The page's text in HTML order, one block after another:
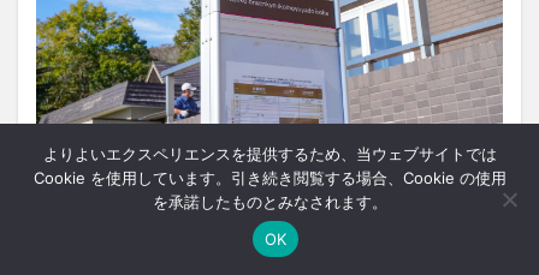
札幌へのバスもここが始発のため、景色や食事の最後に湯浴
みを楽しむルートにすると、秋のニセコを満喫して帰れます
メニュー
よりよいエクスペリエンスを提供するため、当ウェブサイトでは
Cookie を使用しています。引き続き閲覧する場合、Cookie の使用
を承諾したものとみなされます。
OK